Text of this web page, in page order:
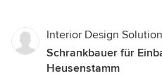
Interior Design
Schrankbauer für
Heusenstamm